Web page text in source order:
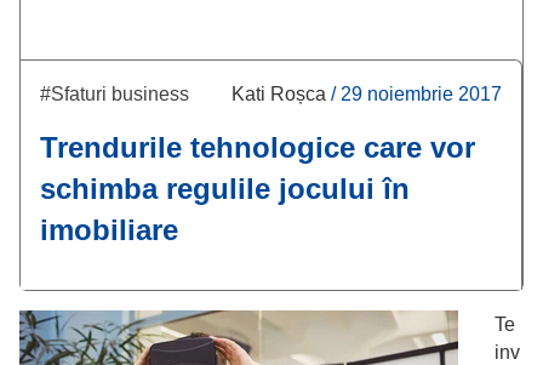
#Sfaturi business Kati Roșca / 29 noiembrie 2017
Trendurile tehnologice care vor
schimba regulile jocului în
imobiliare
Te
inv